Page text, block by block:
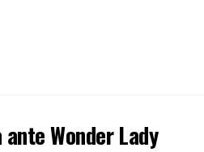
Wonder Lady